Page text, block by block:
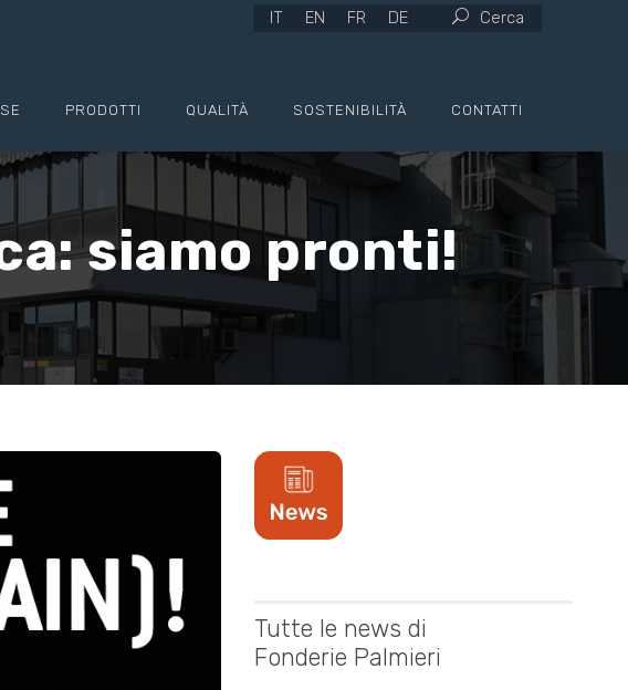
IT EN FR DE Cerca
PRODOTTI QUALITÀ SOSTENIBILITÀ CONTATTI
siamo pronti!
Tutte le news di
Fonderie Palmieri